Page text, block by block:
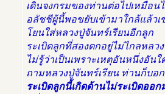
เดินจงกรมของท่านต่อไปเหมือน
อลัชชีผู้นี้พอขยับเข้ามาใกล้แล้วเ
โยนใส่หลวงปู่จันทร์เรียนอีกลูก
ระเบิดลูกที่สองตกอยู่ไม่ไกลหลว
ไม่รู้ว่าเป็นเพราะเหตุอันหนึ่งอัน
ถามหลวงปู่จันทร์เรียน ท่านก็บอ
ระเบิดลูกนี้เกิดด้านไม่ระเบิดออ